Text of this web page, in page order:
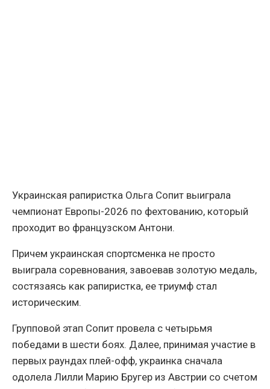
Украинская рапиристка Ольга Сопит выиграла
чемпионат Европы-2026 по фехтованию, который
проходит во французском Антони.
Причем украинская спортсменка не просто
выиграла соревнования, завоевав золотую медаль,
состязаясь как рапиристка, ее триумф стал
историческим.
Групповой этап Сопит провела с четырьмя
победами в шести боях. Далее, принимая участие в
первых раундах плей-офф, украинка сначала
одолела Лилли Марию Бругер из Австрии со счетом